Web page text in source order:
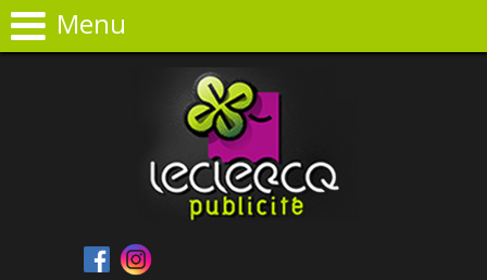
Menu
Panneau de gestion des cookies